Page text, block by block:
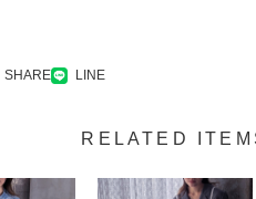
SHARE LINE
RELATED